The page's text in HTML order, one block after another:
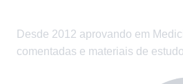
Desde 2012 aprovando em
comentadas e materiais de